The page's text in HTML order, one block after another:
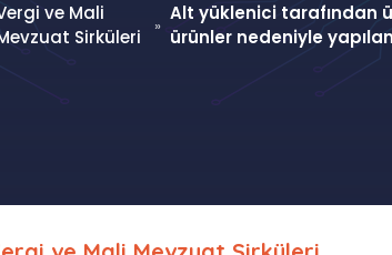
ve Mali
Sirküleri
»
Alt yüklenici tarafından
ürünler nedeniyle